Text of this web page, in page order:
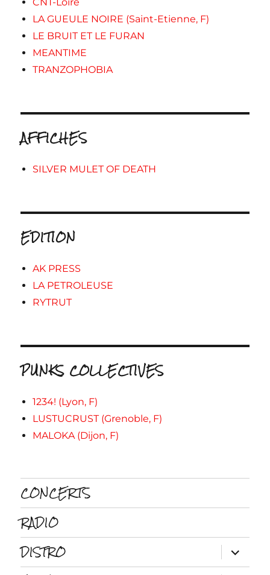
LA GUEULE NOIRE (Saint-Etienne, F)
LE BRUIT ET LE FURAN
MEANTIME
TRANZOPHOBIA
AFFICHES
SILVER MULET OF DEATH
EDITION
AK PRESS
LA PETROLEUSE
RYTRUT
PUNKS COLLECTIVES
1234! (Lyon, F)
LUSTUCRUST (Grenoble, F)
MALOKA (Dijon, F)
CONCERTS
RADIO
DISTRO
ouvrir
le
sous-